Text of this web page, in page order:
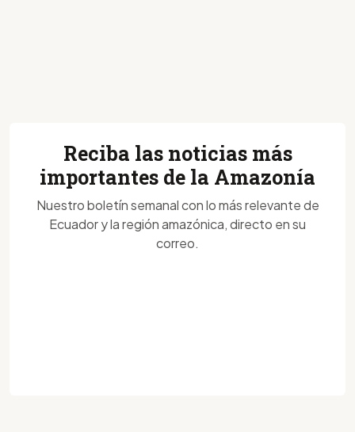
Reciba las noticias más
importantes de la Amazonía
Nuestro boletín semanal con lo más relevante de
Ecuador y la región amazónica, directo en su
correo.